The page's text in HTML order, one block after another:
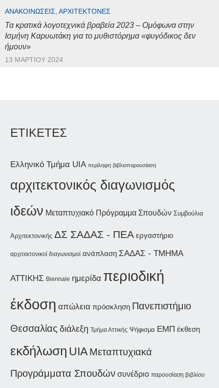
ΑΝΑΚΟΙΝΏΣΕΙΣ, ΑΡΧΙΤΈΚΤΟΝΕΣ
Τα κρατικά λογοτεχνικά βραβεία 2023 – Ομόφωνα στην
Ισμήνη Καρυωτάκη για το μυθιστόρημα «φυγόδικος δεν
ήμουν»
13 ΜΑΡΤΊΟΥ 2024
ΕΤΙΚΕΤΕΣ
Ελληνικό Τμήμα UIA περίληψη βιβλιοπαρουσίαση
αρχιτεκτονικός διαγωνισμός
ιδεών Μεταπτυχιακό Πρόγραμμα Σπουδών Συμβούλια
Αρχιτεκτονικής ΔΣ ΣΑΔΑΣ - ΠΕΑ εργαστήριο
αρχιτεκτονικοί διαγωνισμοί ανάπλαση ΣΑΔΑΣ - ΤΜΗΜΑ
ΑΤΤΙΚΗΣ Biennale ημερίδα περιοδική
έκδοση απώλεια πρόσκληση Πανεπιστήμιο
Θεσσαλίας διάλεξη Τμήμα Αττικής Ψήφισμα ΕΜΠ έκθεση
εκδήλωση UIA Μεταπτυχιακά
Προγράμματα Σπουδών συνέδριο παρουσίαση βιβλίου